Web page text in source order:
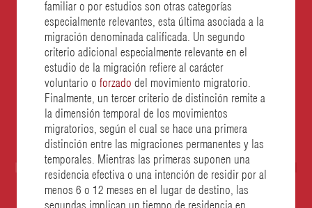
familiar o por estudios son otras categorías
especialmente relevantes, esta última asociada a la
migración denominada calificada. Un segundo
criterio adicional especialmente relevante en el
estudio de la migración refiere al carácter
voluntario o forzado del movimiento migratorio.
Finalmente, un tercer criterio de distinción remite a
la dimensión temporal de los movimientos
migratorios, según el cual se hace una primera
distinción entre las migraciones permanentes y las
temporales. Mientras las primeras suponen una
residencia efectiva o una intención de residir por al
menos 6 o 12 meses en el lugar de destino, las
segundas implican un tiempo de residencia en